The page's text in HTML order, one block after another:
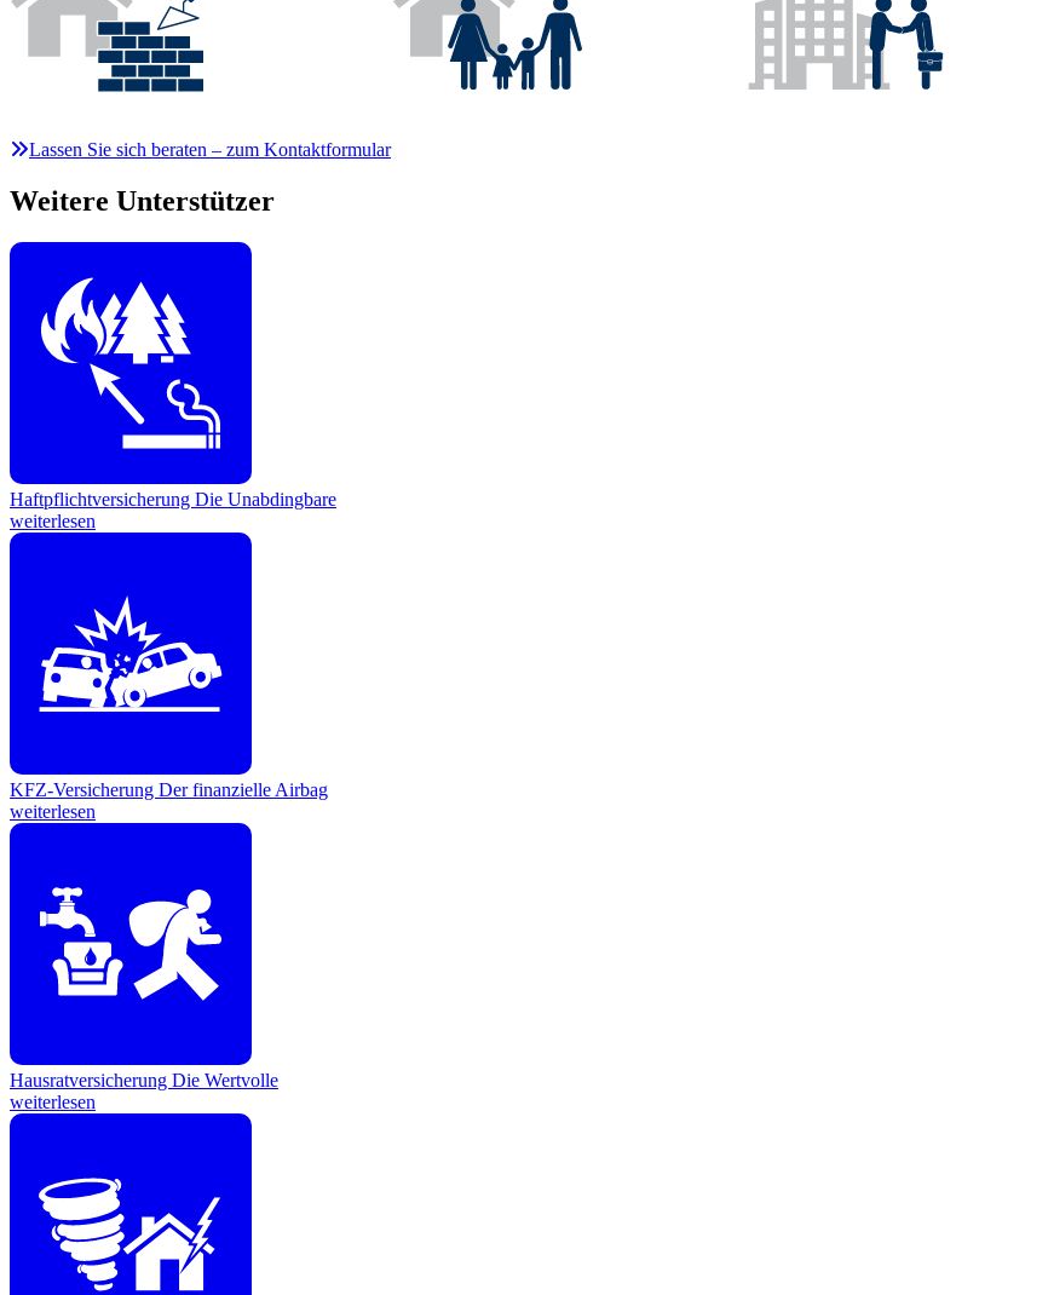
Lassen Sie sich beraten – zum Kontaktformular
Weitere Unterstützer
Haftpflichtversicherung Die Unabdingbare
weiterlesen
KFZ-Versicherung Der finanzielle Airbag
weiterlesen
Hausratversicherung Die Wertvolle
weiterlesen